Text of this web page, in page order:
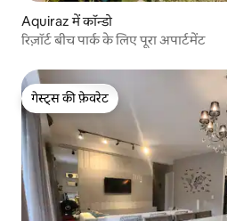
Aquiraz में कॉन्डो
रिज़ॉर्ट बीच पार्क के लिए पूरा अपार्टमेंट
गेस्ट्स की फ़ेवरेट
गेस्ट्स की फ़ेवरेट